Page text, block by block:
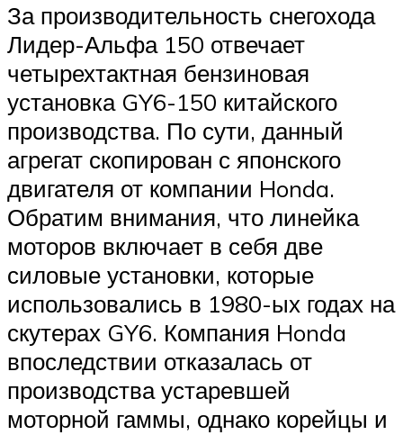
За производительность снегохода
Лидер-Альфа 150 отвечает
четырехтактная бензиновая
установка GY6-150 китайского
производства. По сути, данный
агрегат скопирован с японского
двигателя от компании Honda.
Обратим внимания, что линейка
моторов включает в себя две
силовые установки, которые
использовались в 1980-ых годах на
скутерах GY6. Компания Honda
впоследствии отказалась от
производства устаревшей
моторной гаммы, однако корейцы и